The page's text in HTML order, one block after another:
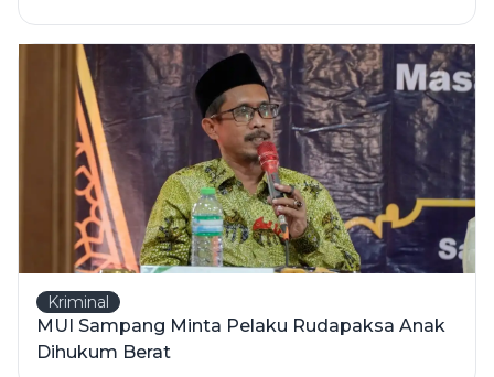
Kriminal
MUI Sampang Minta Pelaku Rudapaksa Anak
Dihukum Berat